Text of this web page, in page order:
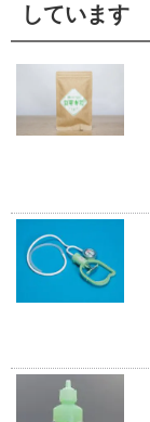
しています